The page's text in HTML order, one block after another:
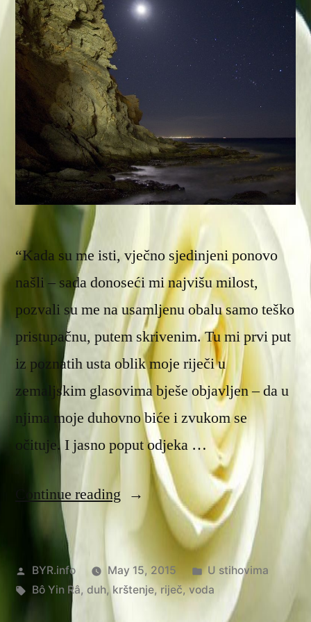
“Kada su me isti, vječno sjedinjeni ponovo
našli – sada donoseći mi najvišu milost,
pozvali su me na usamljenu obalu samo teško
pristupačnu, putem skrivenim. Tu mi prvi put
iz poznatih usta oblik moje riječi u
zemaljskim glasovima bješe objavljen – da u
njima moje duhovno biće i zvukom se
očituje. I jasno poput odjeka …
Continue reading “Duhovno
krštenje”
Posted
by
BYR.info May 15, 2015
Posted
in
U stihovima
Tags:
Bô Yin Râ, duh,krštenje,riječ,voda